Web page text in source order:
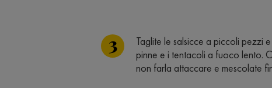
Taglite le salsicce a piccoli pezzi
pinne e i tentacoli a fuoco lento.
non farla attaccare e mescolate